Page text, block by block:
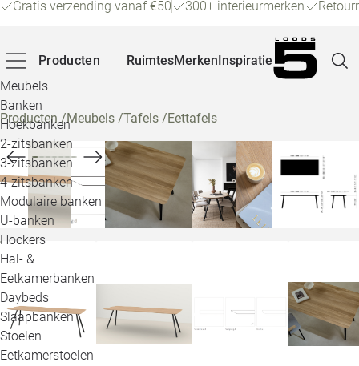
Gratis verzending vanaf €50 300+ interieurmerken
Producten
Meubels
Banken
Hoekbanken
2-zitsbanken
3-zitsbanken
4-zitsbanken
Modulaire banken
U-banken
Hockers
Hal- &
Eetkamerbanken
Daybeds
Slaapbanken
Stoelen
Eetkamerstoelen
RuimtesMerkenInspiratie
Producten/Meubels /Tafels /Eettafels